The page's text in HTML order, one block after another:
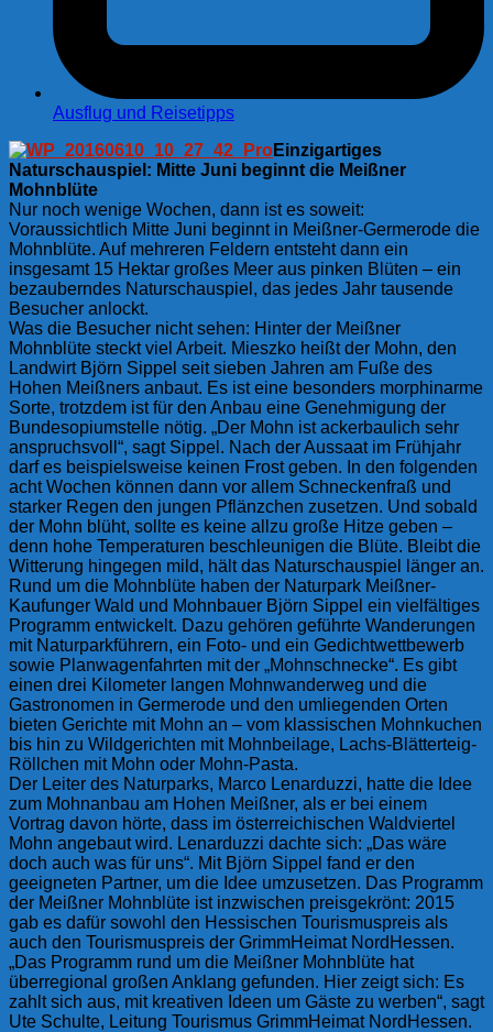
Ausflug und Reisetipps
Einzigartiges
Naturschauspiel: Mitte Juni beginnt die Meißner
Mohnblüte
Nur noch wenige Wochen, dann ist es soweit:
Voraussichtlich Mitte Juni beginnt in Meißner-Germerode die
Mohnblüte. Auf mehreren Feldern entsteht dann ein
insgesamt 15 Hektar großes Meer aus pinken Blüten – ein
bezauberndes Naturschauspiel, das jedes Jahr tausende
Besucher anlockt.
Was die Besucher nicht sehen: Hinter der Meißner
Mohnblüte steckt viel Arbeit. Mieszko heißt der Mohn, den
Landwirt Björn Sippel seit sieben Jahren am Fuße des
Hohen Meißners anbaut. Es ist eine besonders morphinarme
Sorte, trotzdem ist für den Anbau eine Genehmigung der
Bundesopiumstelle nötig. „Der Mohn ist ackerbaulich sehr
anspruchsvoll“, sagt Sippel. Nach der Aussaat im Frühjahr
darf es beispielsweise keinen Frost geben. In den folgenden
acht Wochen können dann vor allem Schneckenfraß und
starker Regen den jungen Pflänzchen zusetzen. Und sobald
der Mohn blüht, sollte es keine allzu große Hitze geben –
denn hohe Temperaturen beschleunigen die Blüte. Bleibt die
Witterung hingegen mild, hält das Naturschauspiel länger an.
Rund um die Mohnblüte haben der Naturpark Meißner-
Kaufunger Wald und Mohnbauer Björn Sippel ein vielfältiges
Programm entwickelt. Dazu gehören geführte Wanderungen
mit Naturparkführern, ein Foto- und ein Gedichtwettbewerb
sowie Planwagenfahrten mit der „Mohnschnecke“. Es gibt
einen drei Kilometer langen Mohnwanderweg und die
Gastronomen in Germerode und den umliegenden Orten
bieten Gerichte mit Mohn an – vom klassischen Mohnkuchen
bis hin zu Wildgerichten mit Mohnbeilage, Lachs-Blätterteig-
Röllchen mit Mohn oder Mohn-Pasta.
Der Leiter des Naturparks, Marco Lenarduzzi, hatte die Idee
zum Mohnanbau am Hohen Meißner, als er bei einem
Vortrag davon hörte, dass im österreichischen Waldviertel
Mohn angebaut wird. Lenarduzzi dachte sich: „Das wäre
doch auch was für uns“. Mit Björn Sippel fand er den
geeigneten Partner, um die Idee umzusetzen. Das Programm
der Meißner Mohnblüte ist inzwischen preisgekrönt: 2015
gab es dafür sowohl den Hessischen Tourismuspreis als
auch den Tourismuspreis der GrimmHeimat NordHessen.
„Das Programm rund um die Meißner Mohnblüte hat
überregional großen Anklang gefunden. Hier zeigt sich: Es
zahlt sich aus, mit kreativen Ideen um Gäste zu werben“, sagt
Ute Schulte, Leitung Tourismus GrimmHeimat NordHessen.